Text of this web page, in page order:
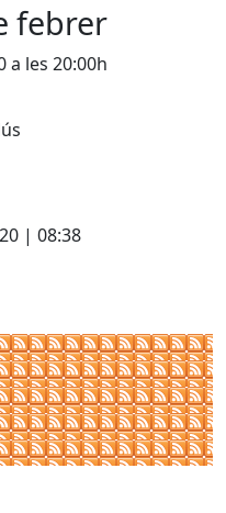
febrer
a les 20:00h
| 08:38